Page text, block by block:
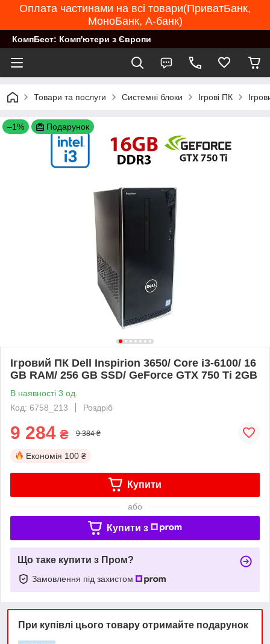
Оплата частинами на всі товари(ПриватБанк,
МоноБанк, А-банк)
КомпБест: Комп'ютери з Європи
Товари та послуги Системні блоки Ігрові ПК
–1% Подарунок
Ігровий ПК Dell Inspirion 3650/ Core i3-6100/ 16
GB RAM/ 256 GB SSD/ GeForce GTX 750 Ti 2GB
В наявності 3 од.
Код: 6758_213
Роздріб
9 284 ₴ 9 384 ₴
Економія 100 ₴
Купити
або
Купити з
Що таке купити з Пром?
Замовлення під захистом
При купівлі цього товару отримайте подарунок